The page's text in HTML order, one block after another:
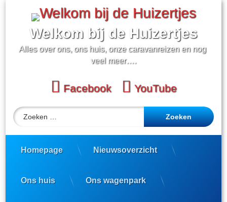
Welkom bij de Huizertjes
Alles over ons, ons huis, onze caravanreizen en nog
veel meer….
Facebook YouTube
Zoeken naar:
Homepage Nieuwsoverzicht
Ons huis Ons wagenpark